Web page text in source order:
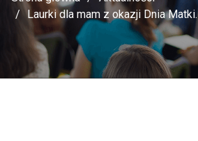
Laurki dla mam z okazji Dnia Matki.